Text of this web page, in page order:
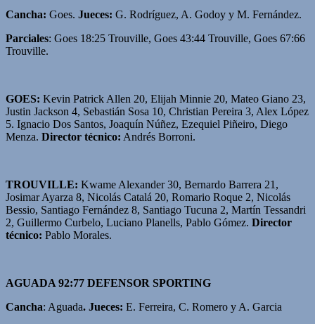
Cancha: Goes. Jueces: G. Rodríguez, A. Godoy y M. Fernández.
Parciales: Goes 18:25 Trouville, Goes 43:44 Trouville, Goes 67:66
Trouville.
GOES: Kevin Patrick Allen 20, Elijah Minnie 20, Mateo Giano 23,
Justin Jackson 4, Sebastián Sosa 10, Christian Pereira 3, Alex López
5. Ignacio Dos Santos, Joaquín Núñez, Ezequiel Piñeiro, Diego
Menza. Director técnico: Andrés Borroni.
TROUVILLE: Kwame Alexander 30, Bernardo Barrera 21,
Josimar Ayarza 8, Nicolás Catalá 20, Romario Roque 2, Nicolás
Bessio, Santiago Fernández 8, Santiago Tucuna 2, Martín Tessandri
2, Guillermo Curbelo, Luciano Planells, Pablo Gómez. Director
técnico: Pablo Morales.
AGUADA 92:77 DEFENSOR SPORTING
Cancha: Aguada. Jueces: E. Ferreira, C. Romero y A. Garcia